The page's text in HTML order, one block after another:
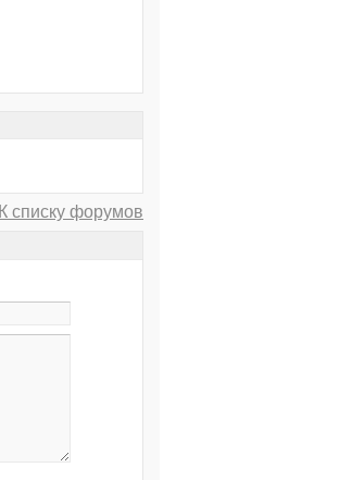
К списку форумов